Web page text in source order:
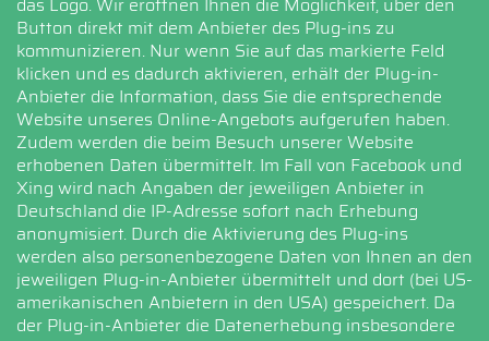
Button direkt mit dem Anbieter des Plug-ins zu
kommunizieren. Nur wenn Sie auf das markierte Feld
klicken und es dadurch aktivieren, erhält der Plug-in-
Anbieter die Information, dass Sie die entsprechende
Website unseres Online-Angebots aufgerufen haben.
Zudem werden die beim Besuch unserer Website
erhobenen Daten übermittelt. Im Fall von Facebook und
Xing wird nach Angaben der jeweiligen Anbieter in
Deutschland die IP-Adresse sofort nach Erhebung
anonymisiert. Durch die Aktivierung des Plug-ins
werden also personenbezogene Daten von Ihnen an den
jeweiligen Plug-in-Anbieter übermittelt und dort (bei US-
amerikanischen Anbietern in den USA) gespeichert. Da
der Plug-in-Anbieter die Datenerhebung insbesondere